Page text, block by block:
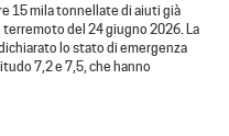
15 mila tonnellate di aiuti già
terremoto del 24 giugno 2026. La
lo stato di emergenza
7,2 e 7,5, che hanno